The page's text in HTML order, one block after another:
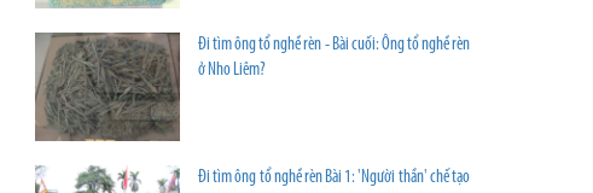
Đi tìm ông tổ nghề rèn - Bài cuối: Ông tổ nghề rèn
ở Nho Liêm?
Đi tìm ông tổ nghề rèn Bài 1: 'Người thần' chế tạo